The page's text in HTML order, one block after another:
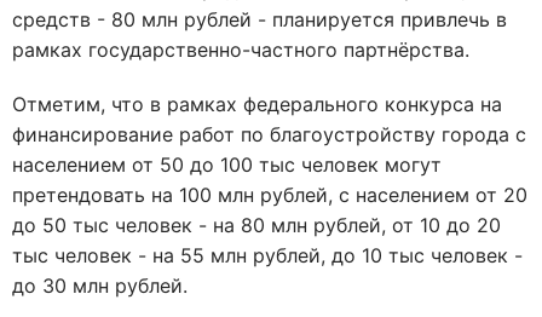
средств - 80 млн рублей - планируется привлечь в
рамках государственно-частного партнёрства.
Отметим, что в рамках федерального конкурса на
финансирование работ по благоустройству города с
населением от 50 до 100 тыс человек могут
претендовать на 100 млн рублей, с населением от 20
до 50 тыс человек - на 80 млн рублей, от 10 до 20
тыс человек - на 55 млн рублей, до 10 тыс человек -
до 30 млн рублей.